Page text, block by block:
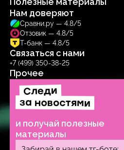
Обществознание
Биология
Русский язык
Блог
Учебник
Тренажер
Нам доверяют
Сравни.ру — 4.8/5
Отзовик — 4.8/5
Т-банк — 4.8/5
Связаться с нами
+7 (499) 350-38-25
Прочее
Договор-оферта
Политика обработки
Образовательная лицензия №
Следи
за новостями
и получай полезные
материалы